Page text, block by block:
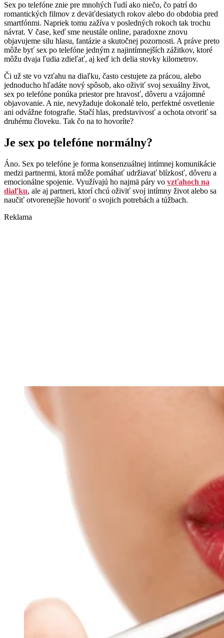
Sex po telefóne znie pre mnohých ľudí ako niečo, čo patrí do
romantických filmov z deväťdesiatych rokov alebo do obdobia pred
smartfónmi. Napriek tomu zažíva v posledných rokoch tak trochu
návrat. V čase, keď sme neustále online, paradoxne znovu
objavujeme silu hlasu, fantázie a skutočnej pozornosti. A práve preto
môže byť sex po telefóne jedným z najintímnejších zážitkov, ktoré
môžu dvaja ľudia zdieľať, aj keď ich delia stovky kilometrov.
Či už ste vo vzťahu na diaľku, často cestujete za prácou, alebo
jednoducho hľadáte nový spôsob, ako oživiť svoj sexuálny život,
sex po telefóne ponúka priestor pre hravosť, dôveru a vzájomné
objavovanie. A nie, nevyžaduje dokonalé telo, perfektné osvetlenie
ani odvážne fotografie. Stačí hlas, predstavivosť a ochota otvoriť sa
druhému človeku. Tak čo na to hovoríte?
Je sex po telefóne normálny?
Áno. Sex po telefóne je forma konsenzuálnej intímnej komunikácie
medzi partnermi, ktorá môže pomáhať udržiavať blízkosť, dôveru a
emocionálne spojenie. Využívajú ho najmä páry vo vzťahoch na
diaľku, ale aj partneri, ktorí chcú oživiť svoj intímny život alebo sa
naučiť otvorenejšie hovoriť o svojich potrebách a túžbach.
Reklama